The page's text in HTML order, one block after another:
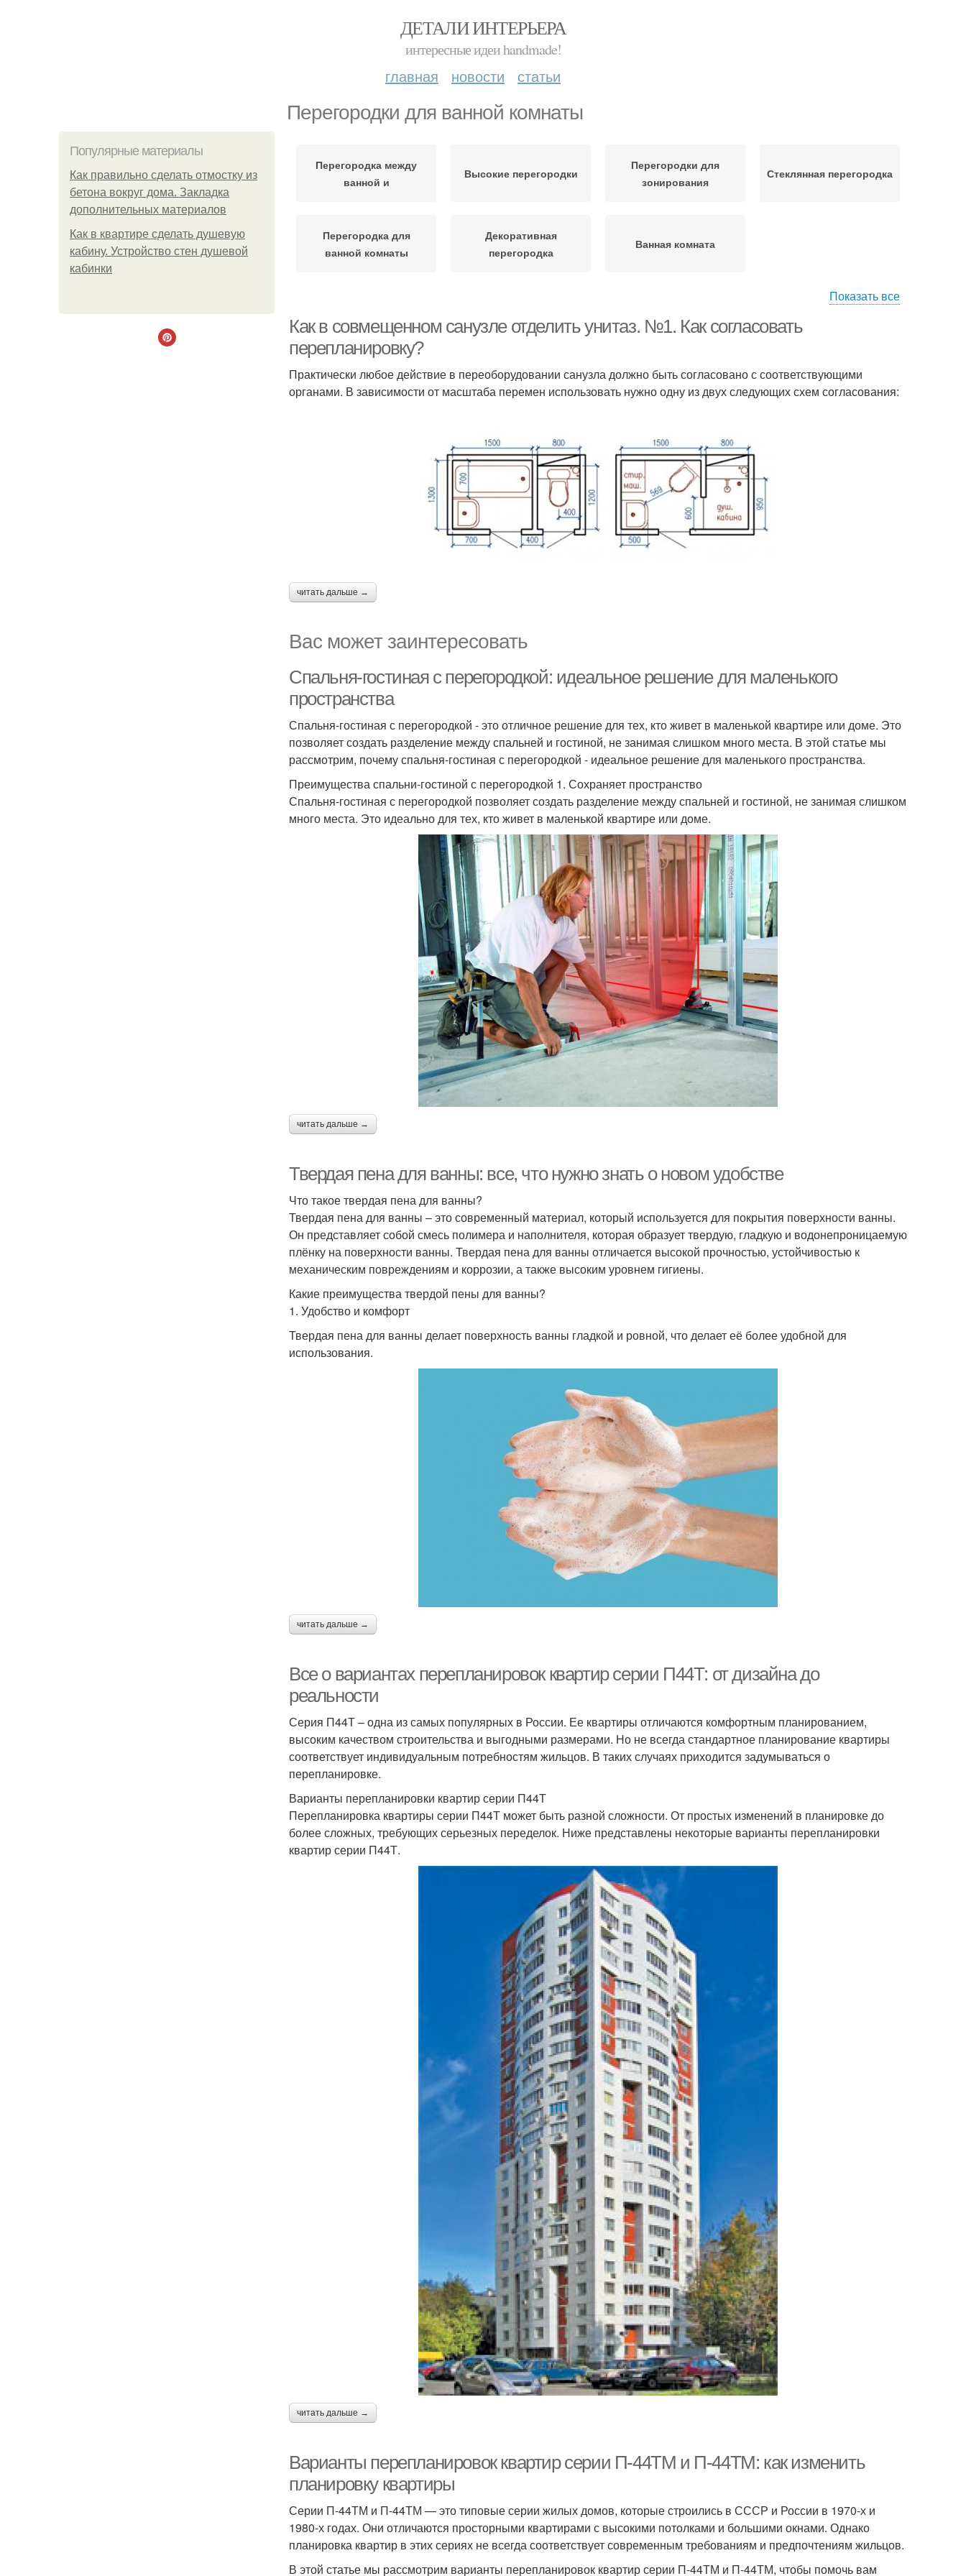
ДЕТАЛИ ИНТЕРЬЕРА
интересные идеи handmade!
главная новости статьи
Перегородки для ванной комнаты
Популярные материалы
Как правильно сделать отмостку из
бетона вокруг дома. Закладка
дополнительных материалов
Как в квартире сделать душевую
кабину. Устройство стен душевой
кабинки
Перегородка между
ванной и
Высокие перегородки
Перегородки для
зонирования
Стеклянная перегородка
Перегородка для
ванной комнаты
Декоративная
перегородка
Ванная комната
Показать все
Как в совмещенном санузле отделить унитаз. №1. Как согласовать
перепланировку?
Практически любое действие в переоборудовании санузла должно быть согласовано с соответствующими
органами. В зависимости от масштаба перемен использовать нужно одну из двух следующих схем согласования:
читать дальше →
Вас может заинтересовать
Спальня-гостиная с перегородкой: идеальное решение для маленького
пространства
Спальня-гостиная с перегородкой - это отличное решение для тех, кто живет в маленькой квартире или доме. Это
позволяет создать разделение между спальней и гостиной, не занимая слишком много места. В этой статье мы
рассмотрим, почему спальня-гостиная с перегородкой - идеальное решение для маленького пространства.
Преимущества спальни-гостиной с перегородкой 1. Сохраняет пространство
Спальня-гостиная с перегородкой позволяет создать разделение между спальней и гостиной, не занимая слишком
много места. Это идеально для тех, кто живет в маленькой квартире или доме.
читать дальше →
Твердая пена для ванны: все, что нужно знать о новом удобстве
Что такое твердая пена для ванны?
Твердая пена для ванны – это современный материал, который используется для покрытия поверхности ванны.
Он представляет собой смесь полимера и наполнителя, которая образует твердую, гладкую и водонепроницаемую
плёнку на поверхности ванны. Твердая пена для ванны отличается высокой прочностью, устойчивостью к
механическим повреждениям и коррозии, а также высоким уровнем гигиены.
Какие преимущества твердой пены для ванны?
1. Удобство и комфорт
Твердая пена для ванны делает поверхность ванны гладкой и ровной, что делает её более удобной для
использования.
читать дальше →
Все о вариантах перепланировок квартир серии П44Т: от дизайна до
реальности
Серия П44Т – одна из самых популярных в России. Ее квартиры отличаются комфортным планированием,
высоким качеством строительства и выгодными размерами. Но не всегда стандартное планирование квартиры
соответствует индивидуальным потребностям жильцов. В таких случаях приходится задумываться о
перепланировке.
Варианты перепланировки квартир серии П44Т
Перепланировка квартиры серии П44Т может быть разной сложности. От простых изменений в планировке до
более сложных, требующих серьезных переделок. Ниже представлены некоторые варианты перепланировки
квартир серии П44Т.
читать дальше →
Варианты перепланировок квартир серии П-44ТМ и П-44ТМ: как изменить
планировку квартиры
Серии П-44ТМ и П-44ТМ — это типовые серии жилых домов, которые строились в СССР и России в 1970-х и
1980-х годах. Они отличаются просторными квартирами с высокими потолками и большими окнами. Однако
планировка квартир в этих сериях не всегда соответствует современным требованиям и предпочтениям жильцов.
В этой статье мы рассмотрим варианты перепланировок квартир серии П-44ТМ и П-44ТМ, чтобы помочь вам